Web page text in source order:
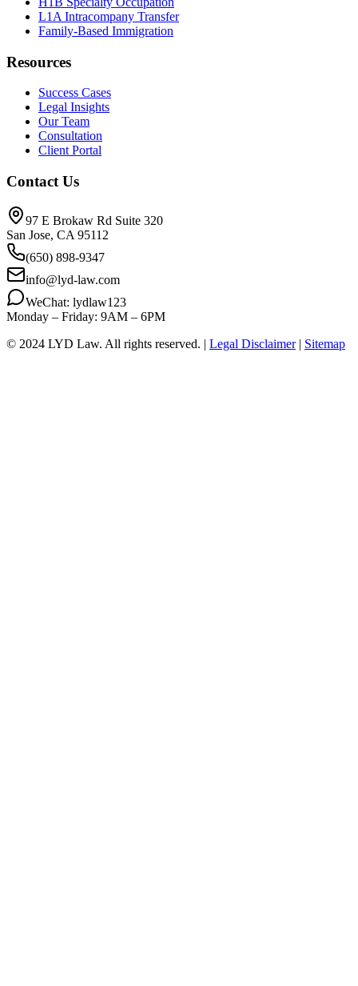
L1A Intracompany Transfer
Family-Based Immigration
Resources
Success Cases
Legal Insights
Our Team
Consultation
Client Portal
Contact Us
97 E Brokaw Rd Suite 320
San Jose, CA 95112
(650) 898-9347
info@lyd-law.com
WeChat: lydlaw123
Monday – Friday: 9AM – 6PM
© 2024 LYD Law. All rights reserved. | Legal Disclaimer | Sitemap